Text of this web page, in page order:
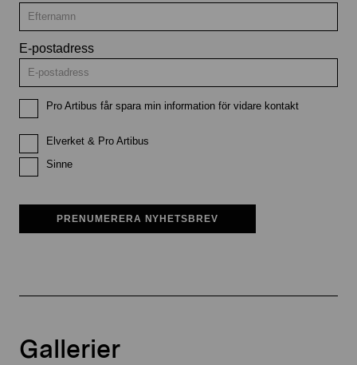
E-postadress
Pro Artibus får spara min information för vidare kontakt
Elverket & Pro Artibus
Sinne
PRENUMERERA NYHETSBREV
Gallerier